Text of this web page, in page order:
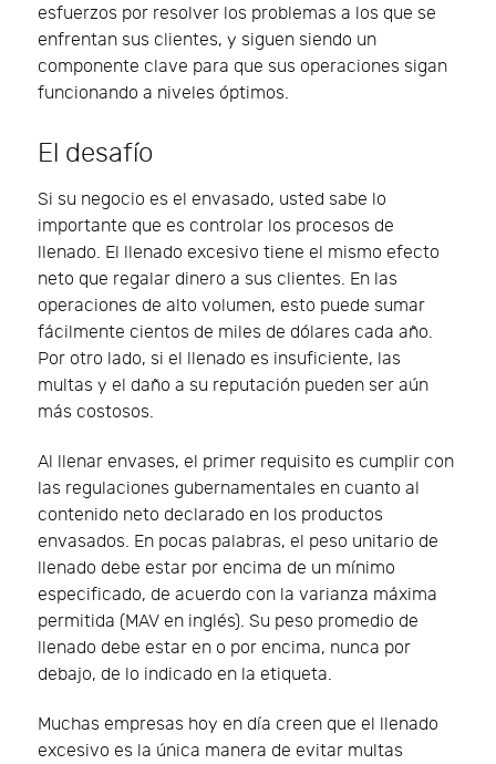
esfuerzos por resolver los problemas a los que se
enfrentan sus clientes, y siguen siendo un
componente clave para que sus operaciones sigan
funcionando a niveles óptimos.
El desafío
Si su negocio es el envasado, usted sabe lo
importante que es controlar los procesos de
llenado. El llenado excesivo tiene el mismo efecto
neto que regalar dinero a sus clientes. En las
operaciones de alto volumen, esto puede sumar
fácilmente cientos de miles de dólares cada año.
Por otro lado, si el llenado es insuficiente, las
multas y el daño a su reputación pueden ser aún
más costosos.
Al llenar envases, el primer requisito es cumplir con
las regulaciones gubernamentales en cuanto al
contenido neto declarado en los productos
envasados. En pocas palabras, el peso unitario de
llenado debe estar por encima de un mínimo
especificado, de acuerdo con la varianza máxima
permitida (MAV en inglés). Su peso promedio de
llenado debe estar en o por encima, nunca por
debajo, de lo indicado en la etiqueta.
Muchas empresas hoy en día creen que el llenado
excesivo es la única manera de evitar multas